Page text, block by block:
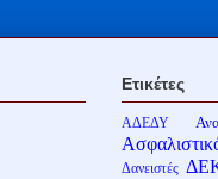
Ετικέτες
ΑΔΕΔΥ
Δανειστές